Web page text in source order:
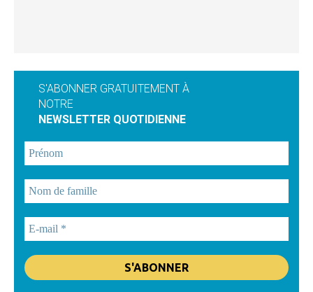
S'ABONNER GRATUITEMENT À
NOTRE
NEWSLETTER QUOTIDIENNE